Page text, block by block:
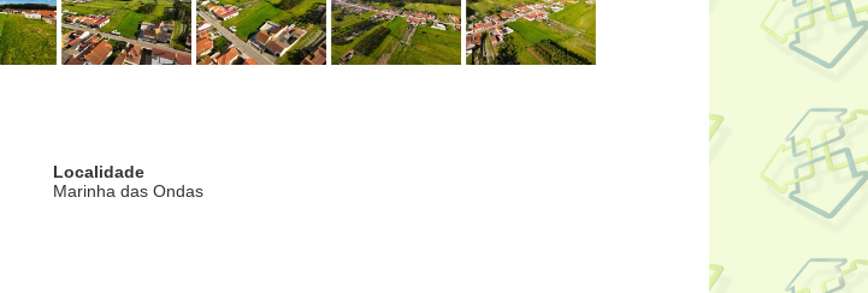
Localidade
Marinha das Ondas